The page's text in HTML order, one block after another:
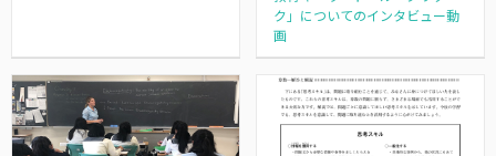
ク」についてのインタビュー動
画